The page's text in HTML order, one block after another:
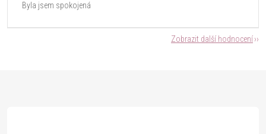
Byla jsem spokojená
Zobrazit další hodnocení